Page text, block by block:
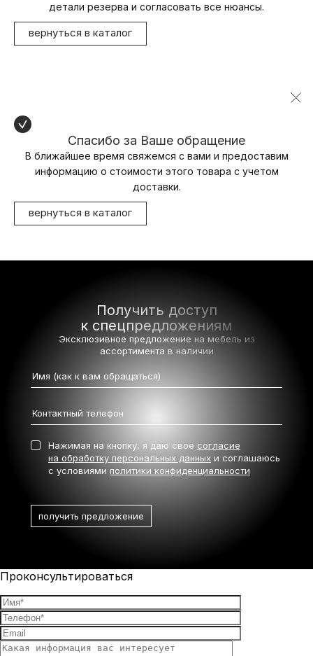
детали резерва и согласовать все нюансы.
вернуться в каталог
Спасибо за Ваше обращение
В ближайшее время свяжемся с вами и предоставим
информацию о стоимости этого товара с учетом
доставки.
вернуться в каталог
Получить доступ
к спецпредложениям
Эксклюзивное предложение на мебель из
ассортимента в наличии
Нажимая на кнопку, я даю свое согласие
на обработку персональных данных и соглашаюсь
с условиями политики конфиденциальности
Проконсультироваться